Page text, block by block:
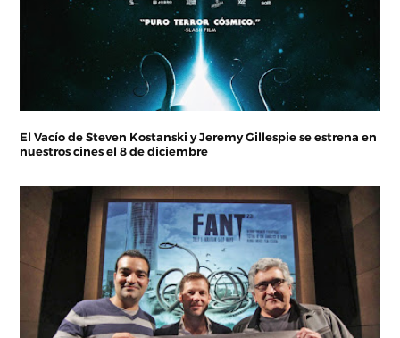
El Vacío de Steven Kostanski y Jeremy Gillespie se estrena en
nuestros cines el 8 de diciembre